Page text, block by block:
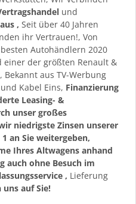
und
, Seit über 40 Jahren
ihr Vertrauen!, Von
Autohändlern 2020
einer der größten Renault &
aus TV-Werbung
Kabel Eins, Finanzierung
Leasing- &
unser großes
niedrigste Zinsen unserer
an Sie weitergeben,
Ihres Altwagens anhand
auch ohne Besuch im
, Lieferung
auf Sie!